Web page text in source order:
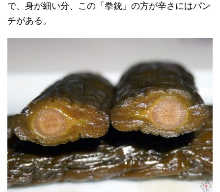
で、身が細い分、この「拳銃」の方が辛さにはパン
チがある。